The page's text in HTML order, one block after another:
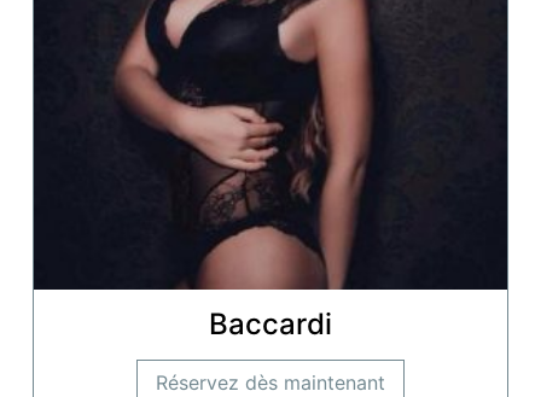
Baccardi
Réservez dès maintenant